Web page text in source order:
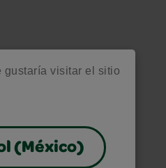
gustaría visitar el sitio
(México)